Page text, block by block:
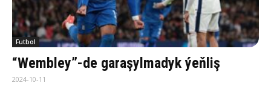
Futbol
“Wembley”-de garaşylmadyk ýeňliş
2024-10-11